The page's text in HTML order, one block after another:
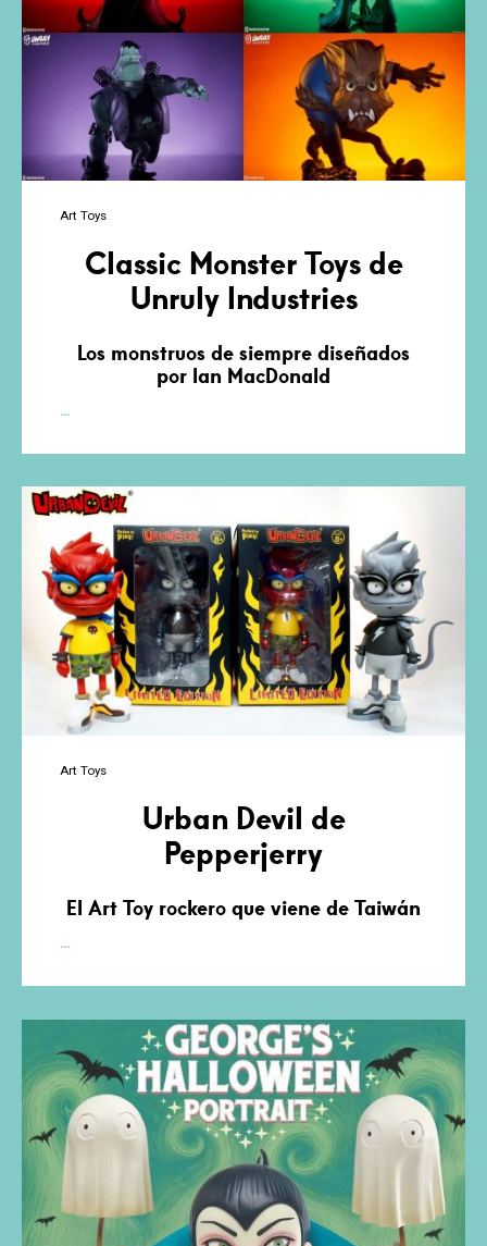
Art Toys
Classic Monster Toys de
Unruly Industries
Los monstruos de siempre diseñados
por Ian MacDonald
…
Toys
de
Unruly
Industries
Art Toys
Urban Devil de
Pepperjerry
El Art Toy rockero que viene de Taiwán
…
de
Pepperjerry